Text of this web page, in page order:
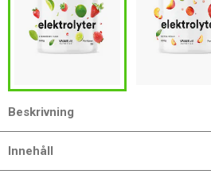
Beskrivning
Innehåll